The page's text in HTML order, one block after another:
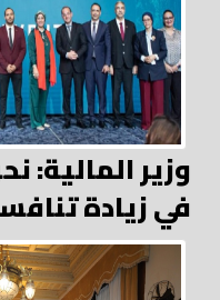
وزير المالية:
في زيادة